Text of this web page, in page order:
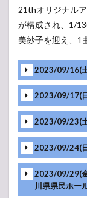
21thオリジナル
が構成され、1/
美紗子を迎え、1
2023/09/16(
MC
2023/09/17(
MC
2023/09/23(
2023/09/24(
2023/09/29(
川県県民ホー